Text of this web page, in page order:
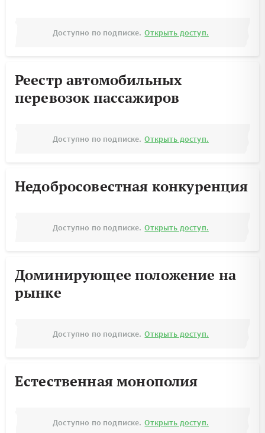
Доступно по подписке. Открыть доступ.
Реестр автомобильных
перевозок пассажиров
Доступно по подписке. Открыть доступ.
Недобросовестная конкуренция
Доступно по подписке. Открыть доступ.
Доминирующее положение на
рынке
Доступно по подписке. Открыть доступ.
Естественная монополия
Доступно по подписке. Открыть доступ.